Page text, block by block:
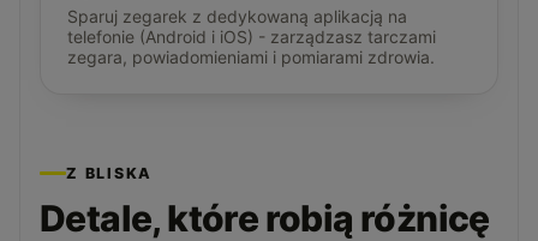
Sparuj zegarek z dedykowaną aplikacją na
telefonie (Android i iOS) - zarządzasz tarczami
zegara, powiadomieniami i pomiarami zdrowia.
Z BLISKA
Detale, które robią różnicę